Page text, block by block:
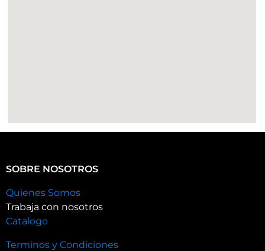
SOBRE NOSOTROS
Quienes Somos
Trabaja con nosotros
Catalogo
Terminos y Condiciones